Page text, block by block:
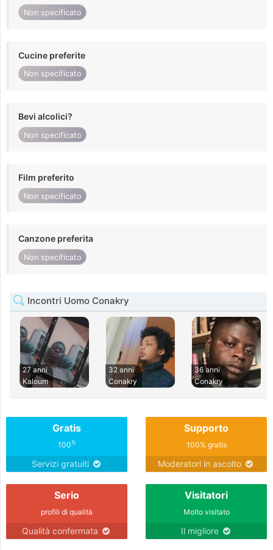
Non specificato
Cucine preferite
Non specificato
Bevi alcolici?
Non specificato
Film preferito
Non specificato
Canzone preferita
Non specificato
Incontri Uomo Conakry
27 anni
Kaloum
32 anni
Conakry
36 anni
Conakry
Gratis
100%
Servizi gratuiti
Supporto
100% gratis
Moderatori in ascolto
Serio
profili di qualità
Qualità confermata
Visitatori
Molto visitato
Il migliore